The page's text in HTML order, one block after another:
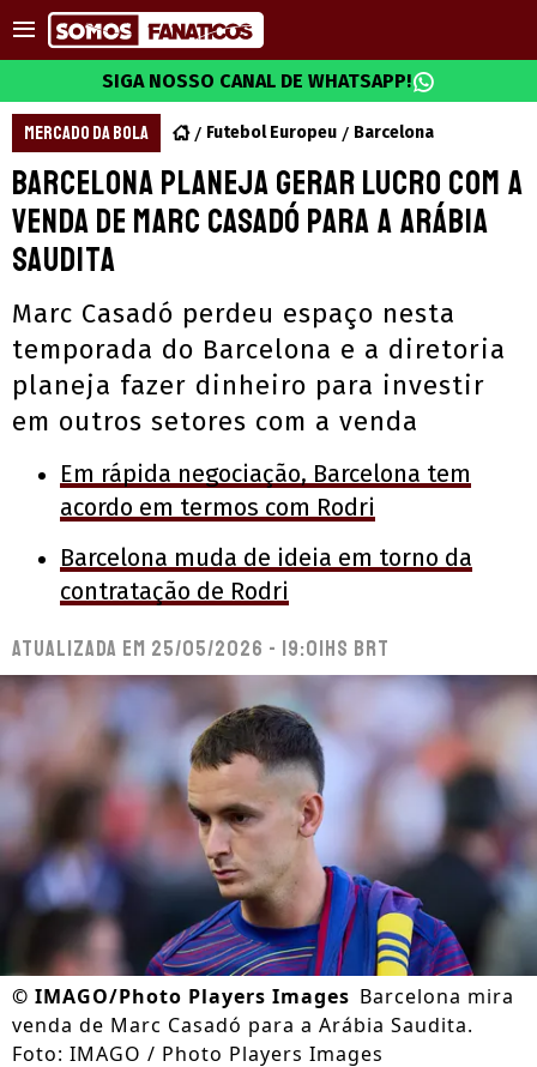
SIGA NOSSO CANAL DE WHATSAPP!
MERCADO DA BOLA Futebol Europeu Barcelona
Barcelona planeja gerar lucro com a
venda de Marc Casadó para a Arábia
Saudita
Marc Casadó perdeu espaço nesta
temporada do Barcelona e a diretoria
planeja fazer dinheiro para investir
em outros setores com a venda
Em rápida negociação, Barcelona tem
acordo em termos com Rodri
Barcelona muda de ideia em torno da
contratação de Rodri
Atualizada em 25/05/2026 - 19:01hs BRT
© IMAGO/Photo Players Images Barcelona mira
venda de Marc Casadó para a Arábia Saudita.
Foto: IMAGO / Photo Players Images